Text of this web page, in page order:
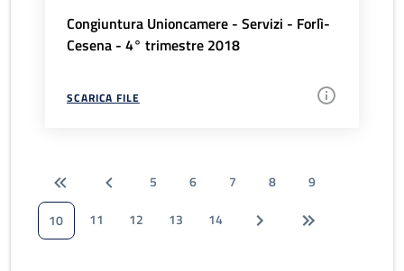
Congiuntura Unioncamere - Servizi - Forlì-
Cesena - 4° trimestre 2018
SCARICA FILE
5 6 7 8
9
10
11 12 13 14